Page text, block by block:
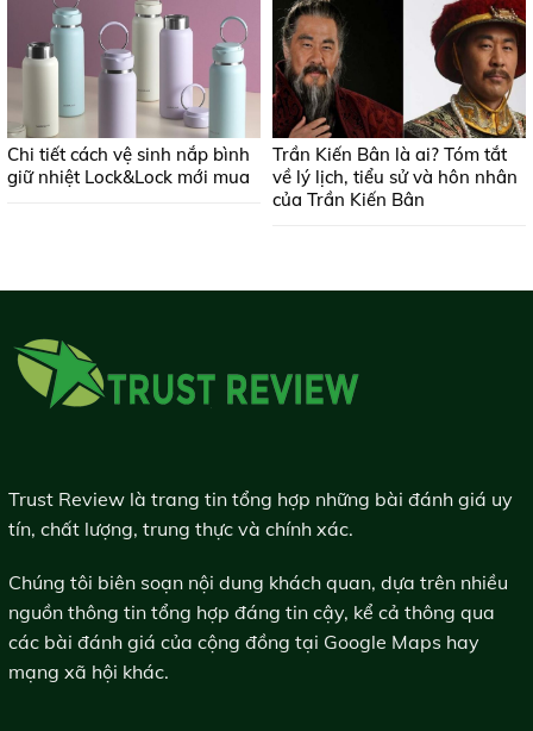
Chi tiết cách vệ sinh nắp bình
giữ nhiệt Lock&Lock mới mua
Trần Kiến Bân là ai? Tóm tắt
về lý lịch, tiểu sử và hôn nhân
của Trần Kiến Bân
Trust Review là trang tin tổng hợp những bài đánh giá uy
tín, chất lượng, trung thực và chính xác.
Chúng tôi biên soạn nội dung khách quan, dựa trên nhiều
nguồn thông tin tổng hợp đáng tin cậy, kể cả thông qua
các bài đánh giá của cộng đồng tại Google Maps hay
mạng xã hội khác.